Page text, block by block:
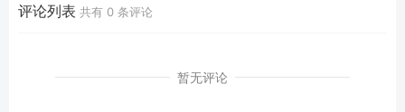
评论列表 共有 0 条评论
暂无评论